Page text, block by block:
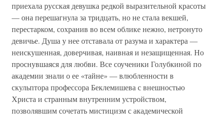
приехала русская девушка редкой выразительной красоты
— она перешагнула за тридцать, но не стала векшей,
перестарком, сохранив во всем облике нежно, нетронуто
девичье. Душа у нее отставала от разума и характера —
неискушенная, доверчивая, наивная и незащищенная. Но
проснувшаяся для любви. Все соученики Голубкиной по
академии знали о ее «тайне» — влюбленности в
скульптора профессора Беклемишева с внешностью
Христа и странным внутренним устройством,
позволявшим сочетать мистицизм с академической